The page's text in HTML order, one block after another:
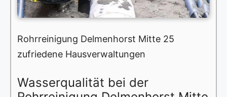
Rohrreinigung Delmenhorst Mitte 25
zufriedene Hausverwaltungen
Wasserqualität bei der